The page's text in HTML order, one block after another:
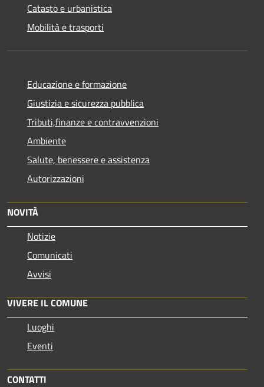
Catasto e urbanistica
Mobilità e trasporti
Educazione e formazione
Giustizia e sicurezza pubblica
Tributi,finanze e contravvenzioni
Ambiente
Salute, benessere e assistenza
Autorizzazioni
NOVITÀ
Notizie
Comunicati
Avvisi
VIVERE IL COMUNE
Luoghi
Eventi
CONTATTI